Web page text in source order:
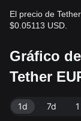
El precio de
$0.05113 USD.
Gráfico
Tether
1d 7d